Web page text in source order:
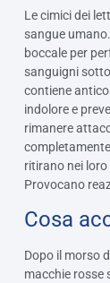
Le cimici dei
sangue
boccale per
sanguigni
contiene
indolore e
rimanere
ritirano nei
Provocano
Cosa
Dopo il morso
macchie rosse